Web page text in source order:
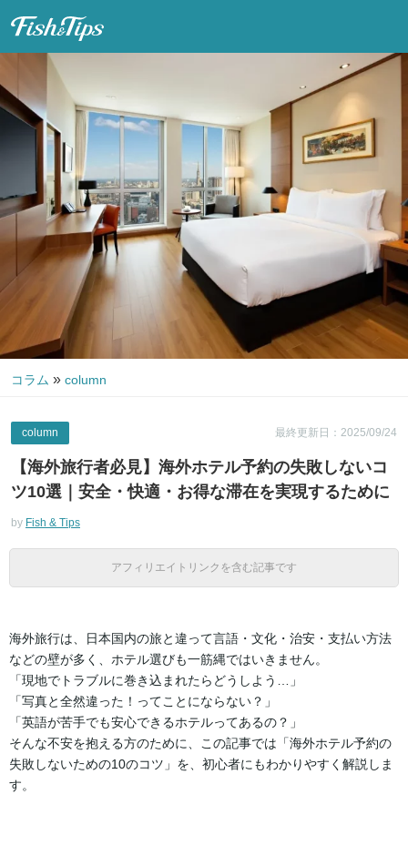
コラム » column
最終更新日：2025/09/24
column
【海外旅行者必見】海外ホテル予約の失敗しないコ
ツ10選｜安全・快適・お得な滞在を実現するために
by Fish & Tips
アフィリエイトリンクを含む記事です
海外旅行は、日本国内の旅と違って言語・文化・治安・支払い方法
などの壁が多く、ホテル選びも一筋縄ではいきません。
「現地でトラブルに巻き込まれたらどうしよう…」
「写真と全然違った！ってことにならない？」
「英語が苦手でも安心できるホテルってあるの？」
そんな不安を抱える方のために、この記事では「海外ホテル予約の
失敗しないための10のコツ」を、初心者にもわかりやすく解説しま
す。